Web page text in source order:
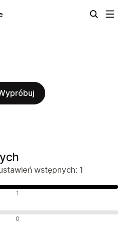
wstępnych: 1
1
0